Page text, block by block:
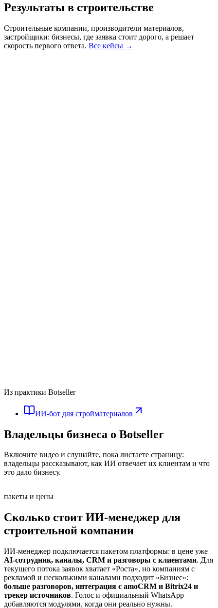
Результаты в строительстве
Строительные компании, производители материалов,
застройщики: бизнесы, где заявка стоит дорого, а решает
скорость первого ответа. Все кейсы →
Из практики Botseller
ИИ-бот для стройматериалов
Владельцы бизнеса о Botseller
Включите видео и слушайте, пока листаете страницу:
владельцы рассказывают, как ИИ отвечает их клиентам и что
это дало бизнесу.
пакеты и цены
Сколько стоит ИИ-менеджер для
строительной компании
ИИ-менеджер подключается пакетом платформы: в цене уже
AI-сотрудник, каналы, CRM и разговоры с клиентами. Для
текущего потока заявок хватает «Роста», но компаниям с
рекламой и несколькими каналами подходит «Бизнес»:
больше разговоров, интеграция с amoCRM и Bitrix24 и
трекер источников. Голос и официальный WhatsApp
добавляются модулями, когда они реально нужны.